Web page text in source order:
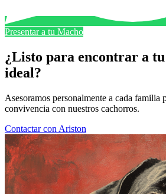
Presentar a tu Macho
¿Listo para encontrar a
ideal?
Asesoramos personalmente a cada familia
convivencia con nuestros cachorros.
Contactar con Ariston